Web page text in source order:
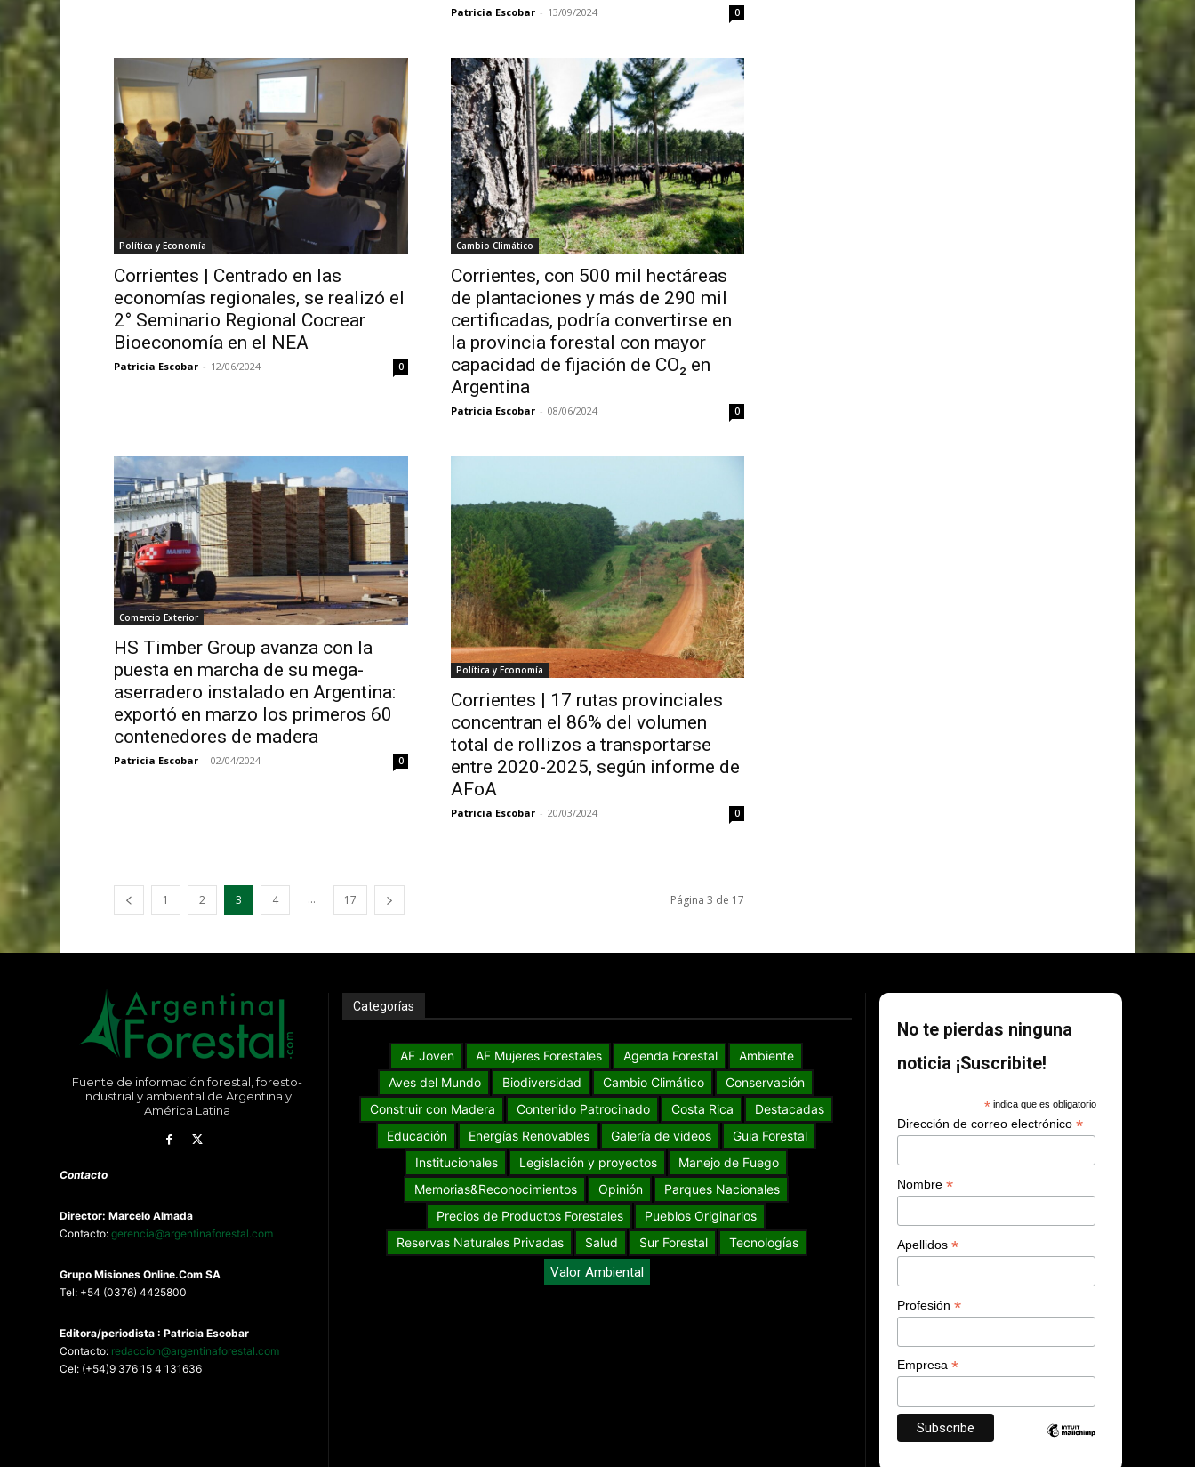
Patricia Escobar - 13/09/2024 0
Política y Economía
Corrientes | Centrado en las
economías regionales, se realizó el
2° Seminario Regional Cocrear
Bioeconomía en el NEA
Patricia Escobar - 12/06/2024 0
Cambio Climático
Corrientes, con 500 mil hectáreas
de plantaciones y más de 290 mil
certificadas, podría convertirse en
la provincia forestal con mayor
capacidad de fijación de CO₂ en
Argentina
Patricia Escobar - 08/06/2024 0
Comercio Exterior
HS Timber Group avanza con la
puesta en marcha de su mega-
aserradero instalado en Argentina:
exportó en marzo los primeros 60
contenedores de madera
Patricia Escobar - 02/04/2024 0
Política y Economía
Corrientes | 17 rutas provinciales
concentran el 86% del volumen
total de rollizos a transportarse
entre 2020-2025, según informe de
AFoA
Patricia Escobar - 20/03/2024 0
1 2 3 4 ... 17 Página 3 de 17
Fuente de información forestal, foresto-
industrial y ambiental de Argentina y
América Latina
Contacto
Director: Marcelo Almada
Contacto: gerencia@argentinaforestal.com
Grupo MisionesOnline.Com SA
Tel: +54 (0376) 4425800
Editora/periodista : Patricia Escobar
Contacto: redaccion@argentinaforestal.com
Cel: (+54)9 376 15 4 131636
Categorías
AF Joven AF Mujeres Forestales Agenda Forestal
Ambiente
Aves del Mundo
Biodiversidad Cambio Climático
Conservación
Construir con Madera
Contenido Patrocinado Costa Rica
Destacadas
Educación
Energías Renovables Galería de videos
Guia Forestal
Institucionales
Legislación y proyectos
Manejo de Fuego
Memorias&Reconocimientos
Opinión
Parques Nacionales
Precios de Productos Forestales
Pueblos Originarios
Reservas Naturales Privadas
Salud Sur Forestal Tecnologías
Valor Ambiental
No te pierdas ninguna
noticia ¡Suscribite!
*indica que es obligatorio
Dirección de correo electrónico*
Nombre*
Apellidos*
Profesión*
Empresa*